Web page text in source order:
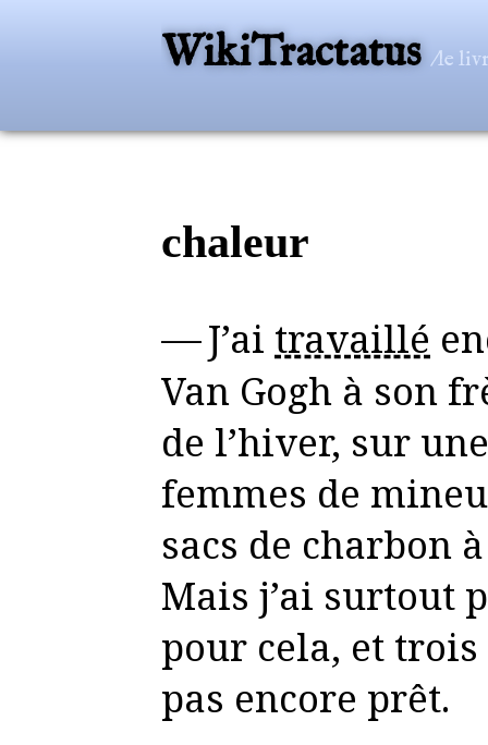
WikiTractatus /le
chaleur
— J’ai travaillé
Van Gogh à son
de l’hiver, sur
femmes de
sacs de charbon
Mais j’ai surtout
pour cela, et
pas encore prêt.